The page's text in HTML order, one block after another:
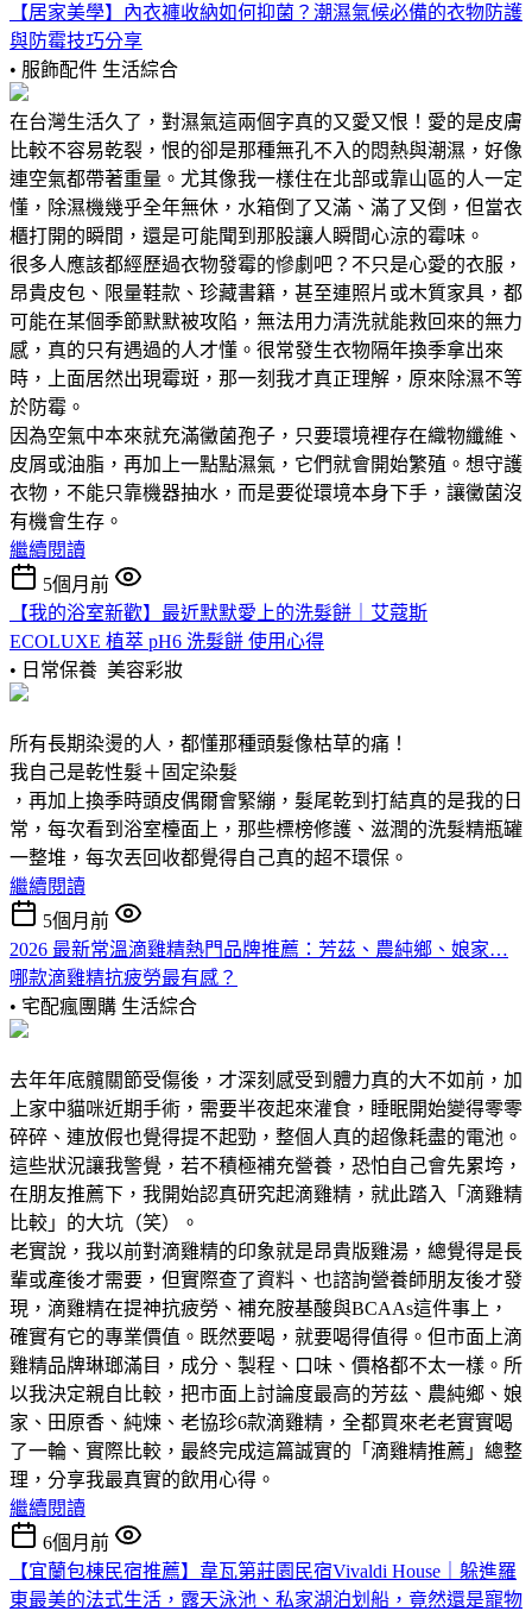
【居家美學】內衣褲收納如何抑菌？潮濕氣候必備的衣物防護
與防霉技巧分享
• 服飾配件 生活綜合
在台灣生活久了，對濕氣這兩個字真的又愛又恨！愛的是皮膚
比較不容易乾裂，恨的卻是那種無孔不入的悶熱與潮濕，好像
連空氣都帶著重量。尤其像我一樣住在北部或靠山區的人一定
懂，除濕機幾乎全年無休，水箱倒了又滿、滿了又倒，但當衣
櫃打開的瞬間，還是可能聞到那股讓人瞬間心涼的霉味。
很多人應該都經歷過衣物發霉的慘劇吧？不只是心愛的衣服，
昂貴皮包、限量鞋款、珍藏書籍，甚至連照片或木質家具，都
可能在某個季節默默被攻陷，無法用力清洗就能救回來的無力
感，真的只有遇過的人才懂。很常發生衣物隔年換季拿出來
時，上面居然出現霉斑，那一刻我才真正理解，原來除濕不等
於防霉。
因為空氣中本來就充滿黴菌孢子，只要環境裡存在織物纖維、
皮屑或油脂，再加上一點點濕氣，它們就會開始繁殖。想守護
衣物，不能只靠機器抽水，而是要從環境本身下手，讓黴菌沒
有機會生存。
繼續閱讀
5個月前
【我的浴室新歡】最近默默愛上的洗髮餅｜艾蔻斯
ECOLUXE 植萃 pH6 洗髮餅 使用心得
• 日常保養 美容彩妝
所有長期染燙的人，都懂那種頭髮像枯草的痛！
我自己是乾性髮＋固定染髮
，再加上換季時頭皮偶爾會緊繃，髮尾乾到打結真的是我的日
常，每次看到浴室檯面上，那些標榜修護、滋潤的洗髮精瓶罐
一整堆，每次丟回收都覺得自己真的超不環保。
繼續閱讀
5個月前
2026 最新常溫滴雞精熱門品牌推薦：芳茲、農純鄉、娘家…
哪款滴雞精抗疲勞最有感？
• 宅配瘋團購 生活綜合
去年年底髖關節受傷後，才深刻感受到體力真的大不如前，加
上家中貓咪近期手術，需要半夜起來灌食，睡眠開始變得零零
碎碎、連放假也覺得提不起勁，整個人真的超像耗盡的電池。
這些狀況讓我警覺，若不積極補充營養，恐怕自己會先累垮，
在朋友推薦下，我開始認真研究起滴雞精，就此踏入「滴雞精
比較」的大坑（笑）。
老實說，我以前對滴雞精的印象就是昂貴版雞湯，總覺得是長
輩或產後才需要，但實際查了資料、也諮詢營養師朋友後才發
現，滴雞精在提神抗疲勞、補充胺基酸與BCAAs這件事上，
確實有它的專業價值。既然要喝，就要喝得值得。但市面上滴
雞精品牌琳瑯滿目，成分、製程、口味、價格都不太一樣。所
以我決定親自比較，把市面上討論度最高的芳茲、農純鄉、娘
家、田原香、純煉、老協珍6款滴雞精，全都買來老老實實喝
了一輪、實際比較，最終完成這篇誠實的「滴雞精推薦」總整
理，分享我最真實的飲用心得。
繼續閱讀
6個月前
【宜蘭包棟民宿推薦】韋瓦第莊園民宿Vivaldi House｜躲進羅
東最美的法式生活，露天泳池、私家湖泊划船，竟然還是寵物